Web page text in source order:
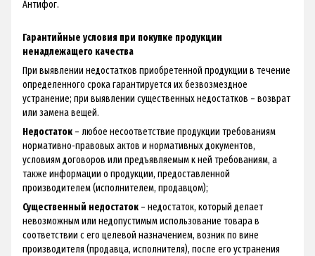
Антифог.
Гарантийные условия при покупке продукции
ненадлежащего качества
При выявлении недостатков приобретенной продукции в течение
определенного срока гарантируется их безвозмездное
устранение; при выявлении существенных недостатков – возврат
или замена вещей.
Недостаток – любое несоответствие продукции требованиям
нормативно-правовых актов и нормативных документов,
условиям договоров или предъявляемым к ней требованиям, а
также информации о продукции, предоставленной
производителем (исполнителем, продавцом);
Существенный недостаток – недостаток, который делает
невозможным или недопустимым использование товара в
соответствии с его целевой назначением, возник по вине
производителя (продавца, исполнителя), после его устранения